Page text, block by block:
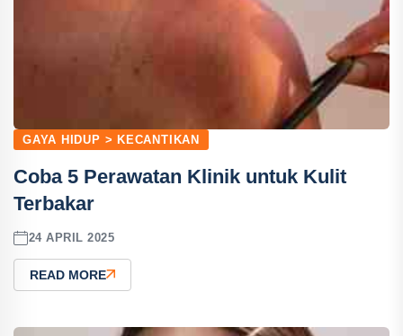
GAYA HIDUP > KECANTIKAN
Coba 5 Perawatan Klinik untuk Kulit
Terbakar
24 APRIL 2025
READ MORE